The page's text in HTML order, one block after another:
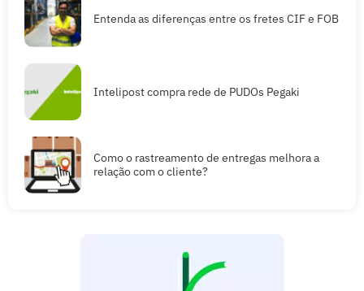
Entenda as diferenças entre os fretes CIF e FOB
Intelipost compra rede de PUDOs Pegaki
Como o rastreamento de entregas melhora a
relação com o cliente?